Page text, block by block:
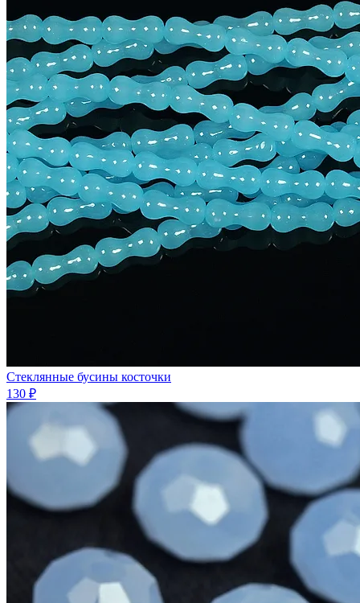
Стеклянные бусины косточки
130 ₽